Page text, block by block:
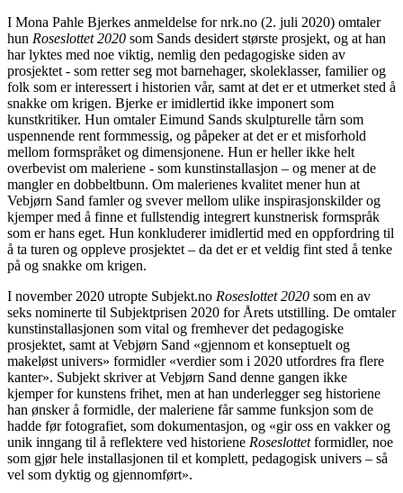
I Mona Pahle Bjerkes anmeldelse for nrk.no (2. juli 2020) omtaler
hun Roseslottet 2020 som Sands desidert største prosjekt, og at han
har lyktes med noe viktig, nemlig den pedagogiske siden av
prosjektet - som retter seg mot barnehager, skoleklasser, familier og
folk som er interessert i historien vår, samt at det er et utmerket sted å
snakke om krigen. Bjerke er imidlertid ikke imponert som
kunstkritiker. Hun omtaler Eimund Sands skulpturelle tårn som
uspennende rent formmessig, og påpeker at det er et misforhold
mellom formspråket og dimensjonene. Hun er heller ikke helt
overbevist om maleriene - som kunstinstallasjon – og mener at de
mangler en dobbeltbunn. Om malerienes kvalitet mener hun at
Vebjørn Sand famler og svever mellom ulike inspirasjonskilder og
kjemper med å finne et fullstendig integrert kunstnerisk formspråk
som er hans eget. Hun konkluderer imidlertid med en oppfordring til
å ta turen og oppleve prosjektet – da det er et veldig fint sted å tenke
på og snakke om krigen.
I november 2020 utropte Subjekt.no Roseslottet 2020 som en av
seks nominerte til Subjektprisen 2020 for Årets utstilling. De omtaler
kunstinstallasjonen som vital og fremhever det pedagogiske
prosjektet, samt at Vebjørn Sand «gjennom et konseptuelt og
makeløst univers» formidler «verdier som i 2020 utfordres fra flere
kanter». Subjekt skriver at Vebjørn Sand denne gangen ikke
kjemper for kunstens frihet, men at han underlegger seg historiene
han ønsker å formidle, der maleriene får samme funksjon som de
hadde før fotografiet, som dokumentasjon, og «gir oss en vakker og
unik inngang til å reflektere ved historiene Roseslottetformidler, noe
som gjør hele installasjonen til et komplett, pedagogisk univers – så
vel som dyktig og gjennomført».